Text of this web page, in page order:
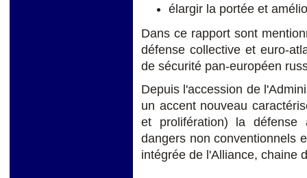
élargir la portée et
Dans ce rapport sont
défense collective et euro-
de sécurité pan-européen
Depuis l'accession de
un accent nouveau
et prolifération) la défense
dangers non conventionnels
intégrée de l'Alliance, chaine